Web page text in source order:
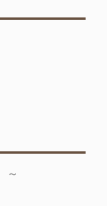
～